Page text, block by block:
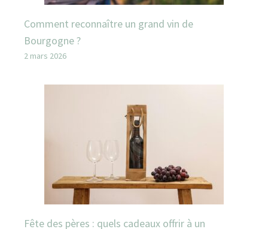
Comment reconnaître un grand vin de
Bourgogne ?
2 mars 2026
Fête des pères : quels cadeaux offrir à un